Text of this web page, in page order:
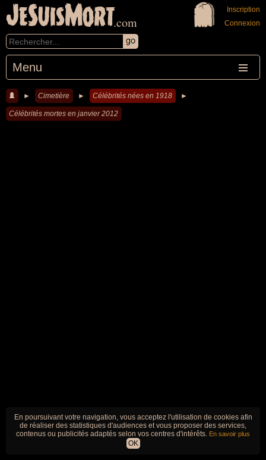
JeSuisMort.com
Menu
Inscription
Connexion
► Cimetière ► Célébrités nées en 1918 ►
Célébrités mortes en janvier 2012
En poursuivant votre navigation, vous acceptez l'utilisation de cookies afin
de réaliser des statistiques d'audiences et vous proposer des services,
contenus ou publicités adaptés selon vos centres d'intérêts. En savoir plus
OK